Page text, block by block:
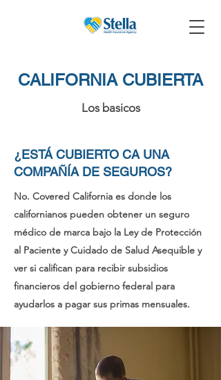
CALIFORNIA CUBIERTA
Los basicos
¿ESTÁ CUBIERTO CA UNA
COMPAÑÍA DE SEGUROS?
No. Covered California es donde los
californianos pueden obtener un seguro
médico de marca bajo la Ley de Protección
al Paciente y Cuidado de Salud Asequible y
ver si califican para recibir subsidios
financieros del gobierno federal para
ayudarlos a pagar sus primas mensuales.